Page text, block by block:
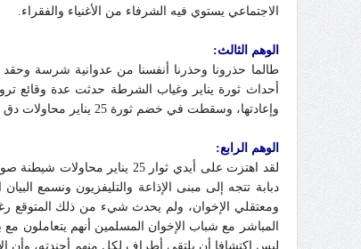
الاجتماعي يستوي فيه الشرفاء من الأغنياء والفقراء.
الوهم الثالث:
طالما حذرونا وحذرنا أنفسنا من عدوانية شرسة وحقد
أحداث ثورة يناير وغياب الشرطة حدثت عدة وقائع
وإعادتها، وسقطت في خضم ثورة 25 يناير محاولات دق الأسافين بين أبناء الوطن ومحاولة صياغة النظريات العلمية التي تؤكد ذلك.
الوهم الرابع:
لقد اهتزت على أيدي ثوار 25 يناير محاولات شيطنة صورة
دبابة تتجه إلى مبنى الإذاعة والتليفزيون ونسمع
ليس اكتشافا أن يلتقي أطراف لكل منهم أجندته، وأن